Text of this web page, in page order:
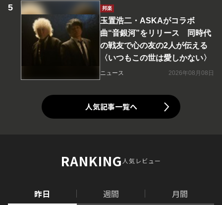
邦楽
玉置浩二・ASKAがコラボ
曲“音銀河”をリリース 同時代
の戦友で心の友の2人が伝える
〈いつもこの世は愛しかない〉
ニュース 2026年08月08日
人気記事一覧へ
RANKING人気レビュー
昨日 週間 月間